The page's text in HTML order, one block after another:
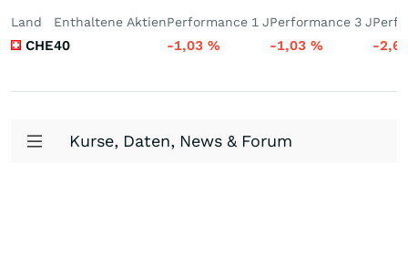
Land
CHE
Enthaltene Aktien
40
Performance 1 J
-1,03 %
Performance 3 J
-1,03 % -
Kurse, Daten, News & Forum